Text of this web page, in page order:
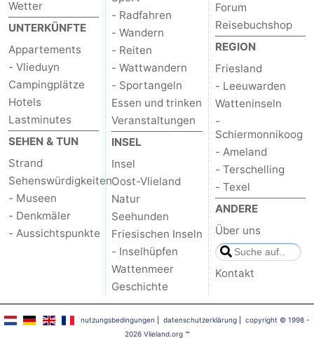
Rundfahrten
-
Spielplätze
Natur
Führungen
Sport
-
Radfahren
-
Wandern
-
Reiten
-
Essen
Wetter
UNTERKÜNFTE
Appartements
- Vlieduyn
Campingplätze
Hotels
Lastminutes
SEHEN & TUN
Strand
Sehenswürdigkeiten
- Museen
- Denkmäler
- Aussichtspunkte
- Radfahren
- Wandern
- Reiten
- Wattwandern
- Sportangeln
Essen und trinken
Veranstaltungen
INSEL
Insel
Oost-Vlieland
Natur
Seehunden
Friesischen Inseln
- Inselhüpfen
Wattenmeer
Geschichte
Forum
Reisebuchshop
REGION
Friesland
- Leeuwarden
Watteninseln
-
Schiermonnikoog
- Ameland
- Terschelling
- Texel
ANDERE
Über uns
Kontakt
nutzungsbedingungen datenschutzerklärung| copyright © 1998 -
2026 Vlieland.org ™